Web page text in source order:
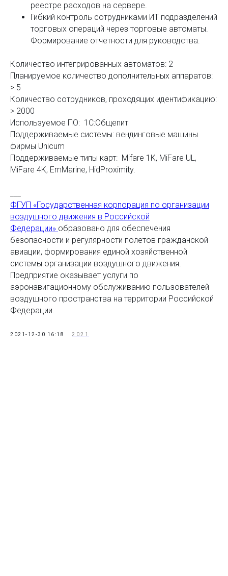
реестре расходов на сервере.
Гибкий контроль сотрудниками ИТ подразделений
торговых операций через торговые автоматы.
Формирование отчетности для руководства.
Количество интегрированных автоматов: 2
Планируемое количество дополнительных аппаратов:
> 5
Количество сотрудников, проходящих идентификацию:
> 2000
Используемое ПО: 1С:Общепит
Поддерживаемые системы: вендинговые машины
фирмы Unicum
Поддерживаемые типы карт: Mifare 1K, MiFare UL,
MiFare 4K, EmMarine, HidProximity.
ФГУП «Государственная корпорация по организации
воздушного движения в Российской
Федерации» образовано для обеспечения
безопасности и регулярности полетов гражданской
авиации, формирования единой хозяйственной
системы организации воздушного движения.
Предприятие оказывает услуги по
аэронавигационному обслуживанию пользователей
воздушного пространства на территории Российской
Федерации.
2021-12-30 16:18 2021